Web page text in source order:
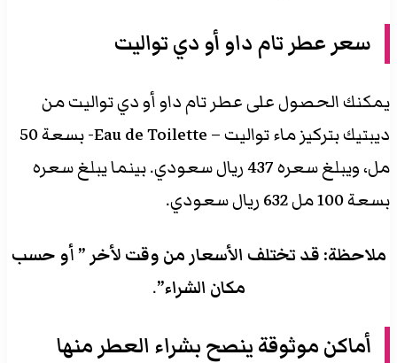
سعر عطر تام داو أو دي تواليت
يمكنك الحصول على عطر تام داو أو دي تواليت من
ديبتيك بتركيز ماء تواليت – Eau de Toilette- بسعة 50
مل، ويبلغ سعره 437 ريال سعودي. بينما يبلغ سعره
بسعة 100 مل 632 ريال سعودي.
ملاحظة: قد تختلف الأسعار من وقت لأخر ” أو حسب
مكان الشراء”.
أماكن موثوقة ينصح بشراء العطر منها